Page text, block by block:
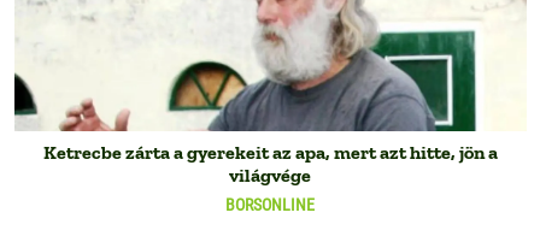
BORSONLINE
Ketrecbe zárta a gyerekeit az apa, mert azt hitte, jön a
világvége